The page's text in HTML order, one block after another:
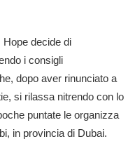
decide di
i consigli
dopo aver rinunciato a
si rilassa nitrendo con lo
puntate le organizza
in provincia di Dubai.